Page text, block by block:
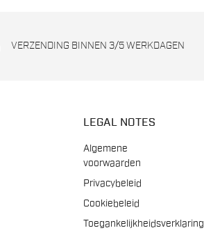
VERZENDING BINNEN 3/5 WERKDAGEN
LEGAL NOTES
Algemene
voorwaarden
Privacybeleid
Cookiebeleid
Toegankelijkheidsverklaring